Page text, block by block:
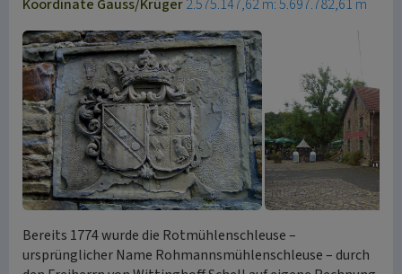
Koordinate Gauss/Krüger2.575.147,62 m: 5.697.782,61 m
Bereits 1774 wurde die Rotmühlenschleuse –
ursprünglicher Name Rohmannsmühlenschleuse – durch